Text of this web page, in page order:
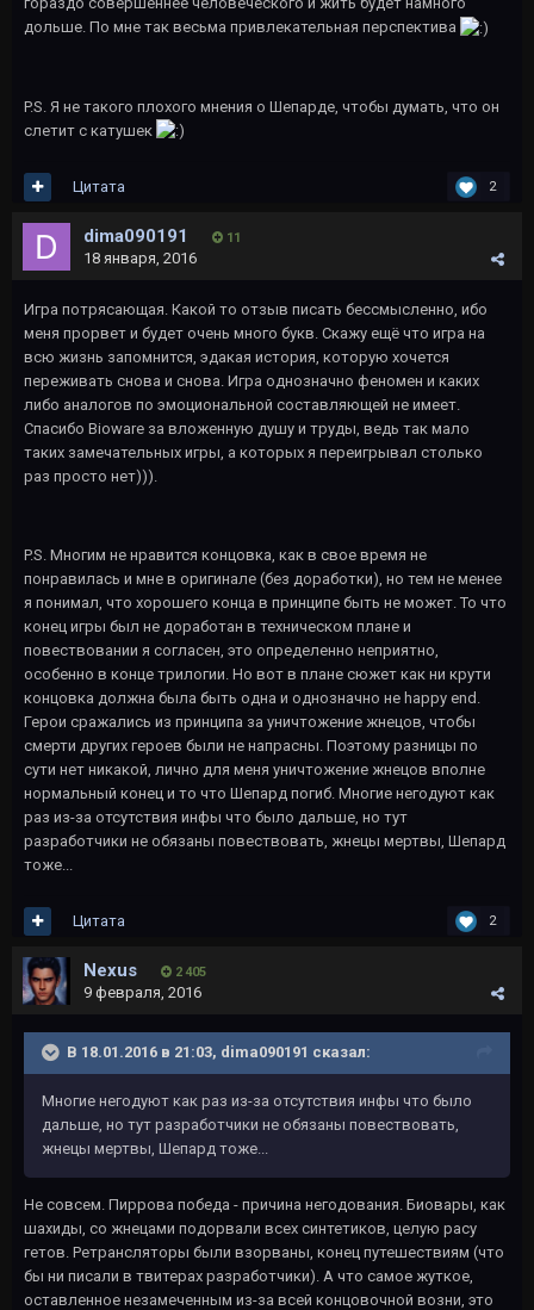
дольше. По мне так весьма привлекательная перспектива
P.S. Я не такого плохого мнения о Шепарде, чтобы думать, что он
слетит с катушек
2
Цитата
dima090191 11
18 января, 2016
Игра потрясающая. Какой то отзыв писать бессмысленно, ибо
меня прорвет и будет очень много букв. Скажу ещё что игра на
всю жизнь запомнится, эдакая история, которую хочется
переживать снова и снова. Игра однозначно феномен и каких
либо аналогов по эмоциональной составляющей не имеет.
Спасибо Bioware за вложенную душу и труды, ведь так мало
таких замечательных игры, а которых я переигрывал столько
раз просто нет))).
P.S. Многим не нравится концовка, как в свое время не
понравилась и мне в оригинале (без доработки), но тем не менее
я понимал, что хорошего конца в принципе быть не может. То что
конец игры был не доработан в техническом плане и
повествовании я согласен, это определенно неприятно,
особенно в конце трилогии. Но вот в плане сюжет как ни крути
концовка должна была быть одна и однозначно не happy end.
Герои сражались из принципа за уничтожение жнецов, чтобы
смерти других героев были не напрасны. Поэтому разницы по
сути нет никакой, лично для меня уничтожение жнецов вполне
нормальный конец и то что Шепард погиб. Многие негодуют как
раз из-за отсутствия инфы что было дальше, но тут
разработчики не обязаны повествовать, жнецы мертвы, Шепард
тоже...
2
Цитата
Nexus 2 405
9 февраля, 2016
В 18.01.2016 в 21:03, dima090191 сказал:
Многие негодуют как раз из-за отсутствия инфы что было
дальше, но тут разработчики не обязаны повествовать,
жнецы мертвы, Шепард тоже...
Не совсем. Пиррова победа - причина негодования. Биовары, как
шахиды, со жнецами подорвали всех синтетиков, целую расу
гетов. Ретрансляторы были взорваны, конец путешествиям (что
бы ни писали в твитерах разработчики). А что самое жуткое,
оставленное незамеченным из-за всей концовочной возни, это